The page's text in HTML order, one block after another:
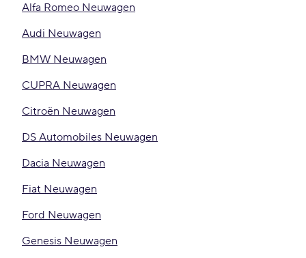
Alfa Romeo Neuwagen
Audi Neuwagen
BMW Neuwagen
CUPRA Neuwagen
Citroën Neuwagen
DS Automobiles Neuwagen
Dacia Neuwagen
Fiat Neuwagen
Ford Neuwagen
Genesis Neuwagen